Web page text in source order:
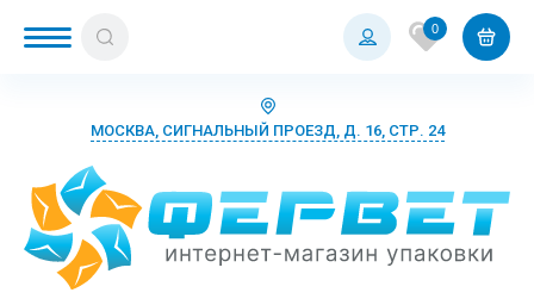
0
МОСКВА, СИГНАЛЬНЫЙ ПРОЕЗД, Д. 16, СТР. 24